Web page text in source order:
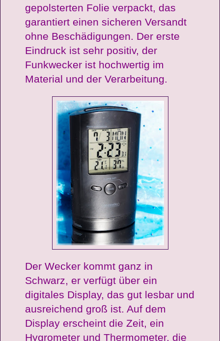
gepolsterten Folie verpackt, das
garantiert einen sicheren Versandt
ohne Beschädigungen. Der erste
Eindruck ist sehr positiv, der
Funkwecker ist hochwertig im
Material und der Verarbeitung.
Der Wecker kommt ganz in
Schwarz, er verfügt über ein
digitales Display, das gut lesbar und
ausreichend groß ist. Auf dem
Display erscheint die Zeit, ein
Hygrometer und Thermometer, die